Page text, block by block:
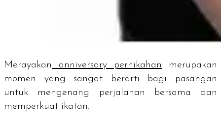
Merayakan anniversary pernikahan merupakan
momen yang sangat berarti bagi pasangan
untuk mengenang perjalanan bersama dan
memperkuat ikatan.